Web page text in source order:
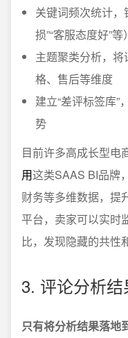
关键词频次统计，
损”“客服态度好”等）
主题聚类分析，
格、售后等维度
建立“差评标签库
势
目前许多高成长型电
用这类SAAS BI品牌
财务等多维数据，提
平台，卖家可以实时
比，发现隐藏的共性
3. 评论分析
只有将分析结果落地